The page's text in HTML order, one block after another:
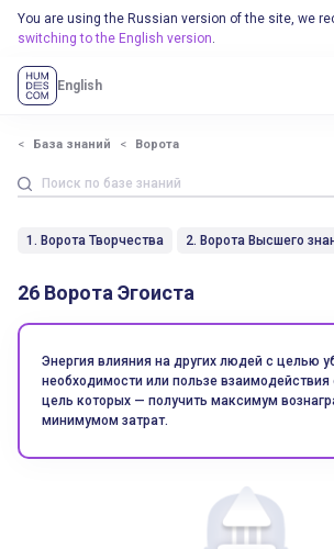
You are using the Russian version of the site, we
switching to the English version.
English
База знаний Ворота
1. Ворота Творчества 2. Ворота Высшего
26 Ворота Эгоиста
Энергия влияния на других людей с целью
необходимости или пользе
цель которых — получить максимум
минимумом затрат.